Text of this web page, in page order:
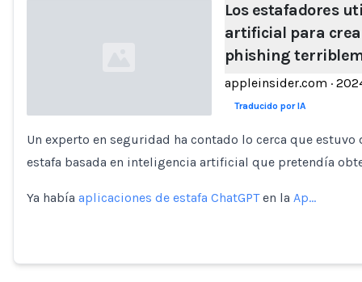
Loading...
Los estafadores
artificial para
phishing
appleinsider.com ·
Traducido por IA
Un experto en seguridad ha contado lo cerca que
estafa basada en inteligencia artificial que pretendía
Ya había aplicaciones de estafa ChatGPTen la Ap…